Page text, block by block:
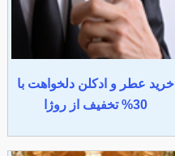
خرید عطر و ادکلن دلخواهت با
30% تخفیف از روژا